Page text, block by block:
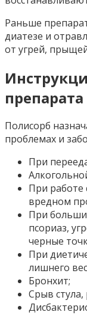
Раньше
диатезе и
от угрей,
препарата
Полисорб
проблемах и
При
При работе
вредном
При
псориаз,
черные
При
лишнего
Бронхит;
Срыв стула,